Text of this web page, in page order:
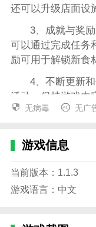
还可以升级店面设
3、成就与奖
可以通过完成任务
励可用于解锁新食
4、不断更新
活动，保持游戏内
1、细腻生动
最新图形技术，提
在充满活力的热狗
2、丰富食材
无病毒 无广
游戏信息
当前版本：1.1.3
游戏语言：中文